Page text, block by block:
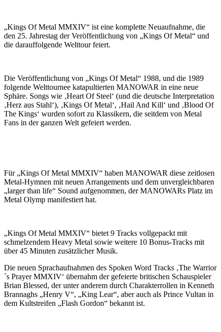
„Kings Of Metal MMXIV“ ist eine komplette Neuaufnahme, die
den 25. Jahrestag der Veröffentlichung von „Kings Of Metal“ und
die darauffolgende Welttour feiert.
Die Veröffentlichung von „Kings Of Metal“ 1988, und die 1989
folgende Welttournee katapultierten MANOWAR in eine neue
Sphäre. Songs wie ‚Heart Of Steel‘ (und die deutsche Interpretation
‚Herz aus Stahl‘), ‚Kings Of Metal‘, ‚Hail And Kill‘ und ‚Blood Of
The Kings‘ wurden sofort zu Klassikern, die seitdem von Metal
Fans in der ganzen Welt gefeiert werden.
Für „Kings Of Metal MMXIV“ haben MANOWAR diese zeitlosen
Metal-Hymnen mit neuen Arrangements und dem unvergleichbaren
„larger than life“ Sound aufgenommen, der MANOWARs Platz im
Metal Olymp manifestiert hat.
„Kings Of Metal MMXIV“ bietet 9 Tracks vollgepackt mit
schmelzendem Heavy Metal sowie weitere 10 Bonus-Tracks mit
über 45 Minuten zusätzlicher Musik.
Die neuen Sprachaufnahmen des Spoken Word Tracks ‚The Warrior
´s Prayer MMXIV‘ übernahm der gefeierte britischen Schauspieler
Brian Blessed, der unter anderem durch Charakterrollen in Kenneth
Brannaghs „Henry V“, „King Lear“, aber auch als Prince Vultan in
dem Kultstreifen „Flash Gordon“ bekannt ist.